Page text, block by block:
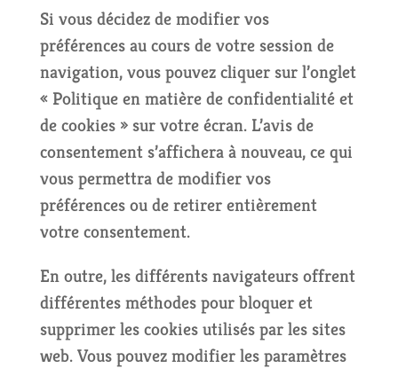
Si vous décidez de modifier vos
préférences au cours de votre session de
navigation, vous pouvez cliquer sur l’onglet
« Politique en matière de confidentialité et
de cookies » sur votre écran. L’avis de
consentement s’affichera à nouveau, ce qui
vous permettra de modifier vos
préférences ou de retirer entièrement
votre consentement.
En outre, les différents navigateurs offrent
différentes méthodes pour bloquer et
supprimer les cookies utilisés par les sites
web. Vous pouvez modifier les paramètres